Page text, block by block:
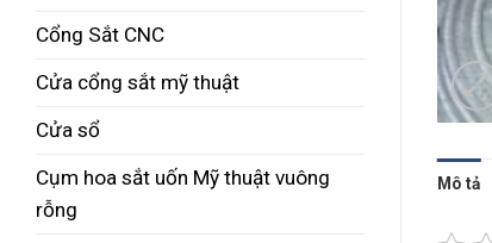
Cổng Sắt CNC
Cửa cổng sắt mỹ thuật
Cửa sổ
Cụm hoa sắt uốn Mỹ thuật vuông
rỗng
Mô tả